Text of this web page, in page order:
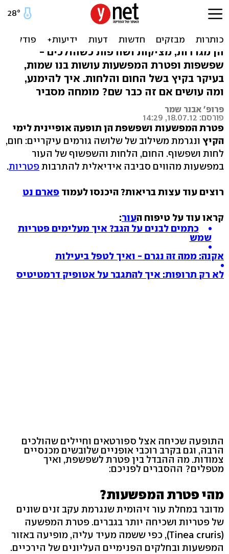
בגלל החום והזיעה: איך הכי
נכון לטפל בשפשפת?
הן מגרדות, מציקות ושורפות כשהולכים -
שפשפות ופטרת המפשעות עושות בנו שמות,
בעיקר בקיץ בשל החום והלחות. איך להימנע,
ומה עושים אם זה כבר שם? מומחה מסביר
פרופ' אבנר שמר
פורסם: 18.07.12, 14:29
פטרת המפשעות ושפשפת הן תופעה אופיינית לימי
הקיץ ונגרמת משילוב של שלושה גורמים עיקריים: חום,
לחות ושפשוף. החום, הלחות והשפשוף של העור
במפשעות מהווים סביבה אידיאלית להתרבותפטריות.
רוצים עוד עצות בריאות? היכנסו לעמוד פארם נט
קראו עוד על טיפוח העור:
כתמים לבנים על הגב? איך מעלימים פטריות
שמש
אקנה: ממה זה נגרם - ואיך לטפל ביעילות
לא רק תרופות: איך להתגבר על אטופיק דרמטיטיס
התופעה שכיחה אצל ספורטאים וחיילים שהולכים
הרבה, וגם בקרב רוכבי אופניים שלובשים מכנסיים
צמודות. מה ההבדל בין פטרת לשפשפת, ואיך
מטפלים? ההסברים לפניכם:
מהי פטרת המפשעות?
מדובר במחלת עור זיהומית שנגרמת עקב זנים שונים
של פטריות ושכיחה יותר בגברים. פטרת המפשעה
(Tinea cruris), כפי ששמה מעיד עליה, מופיעה באזור
המפשעות ובחלקים הפנימיים העליונים של הירכיים.